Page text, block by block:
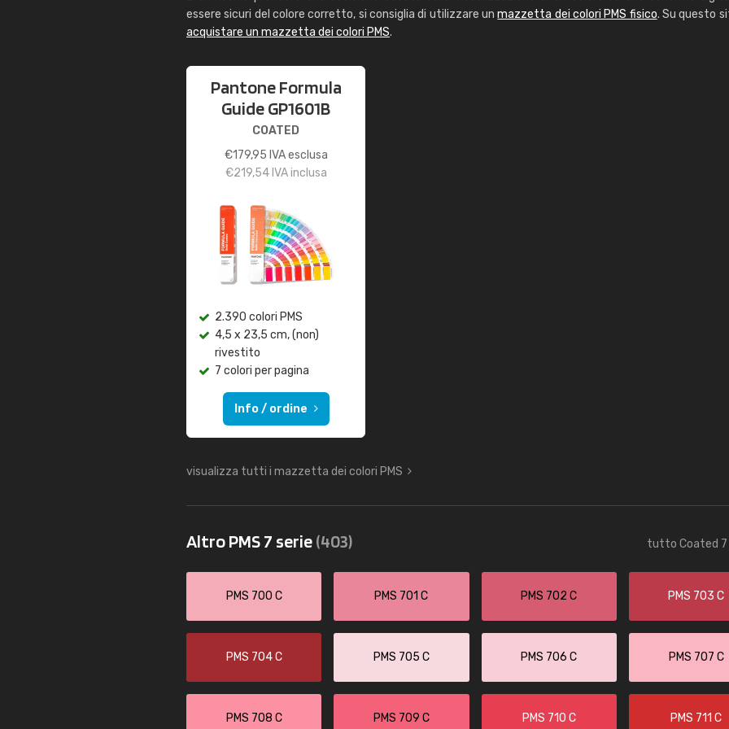
essere sicuri del colore corretto, si consiglia di utilizzare unmazzetta dei colori PMS fisico. Su questo
acquistare un mazzetta dei colori PMS.
Pantone Formula
Guide GP1601B
COATED
€179,95 IVA esclusa
€219,54IVA inclusa
2.390 colori PMS
4,5 x 23,5 cm, (non)
rivestito
7 colori per pagina
Info / ordine
visualizza tutti i mazzetta dei colori PMS
Altro PMS 7 serie(403) tutto Coated 7
PMS 700 C PMS 701 C PMS 702 C PMS 703 C
PMS 704 C PMS 705 C PMS 706 C PMS 707 C
PMS 708 C PMS 709 C PMS 710 C PMS 711 C